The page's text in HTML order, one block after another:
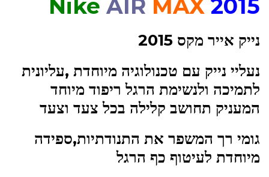
Nike AIR MAX 2015
נייק אייר מקס 2015
נעליי נייק עם טכנולוגיה מיוחדת ,עליונית
לתמיכה ולנשימת הרגל ריפוד מיוחד
המעניק תחושב קלילה בכל צעד וצעד
גומי רך המשפר את התנודתיות,ספידה
מיוחדת לעיטוף כף הרגל